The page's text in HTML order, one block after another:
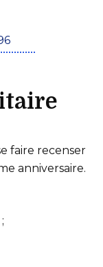
faire recenser
anniversaire.